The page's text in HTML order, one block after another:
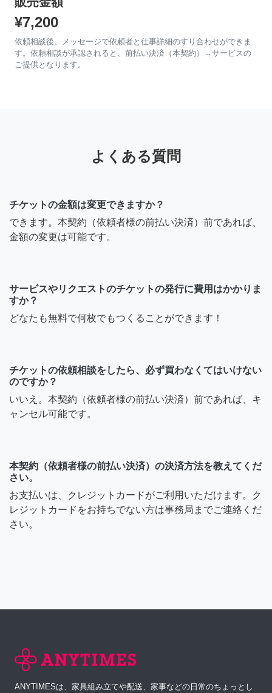
¥7,200
依頼相談後、メッセージで依頼者と仕事詳細のすり合わせができま
す。依頼相談が承認されると、前払い決済（本契約）→サービスの
ご提供となります。
よくある質問
チケットの金額は変更できますか？
できます。本契約（依頼者様の前払い決済）前であれば、
金額の変更は可能です。
サービスやリクエストのチケットの発行に費用はかかりま
すか？
どなたも無料で何枚でもつくることができます！
チケットの依頼相談をしたら、必ず買わなくてはいけない
のですか？
いいえ。本契約（依頼者様の前払い決済）前であれば、キ
ャンセル可能です。
本契約（依頼者様の前払い決済）の決済方法を教えてくだ
さい。
お支払いは、クレジットカードがご利用いただけます。ク
レジットカードをお持ちでない方は事務局までご連絡くだ
さい。
ANYTIMESは、家具組み立てや配送、家事などの日常のちょっとし